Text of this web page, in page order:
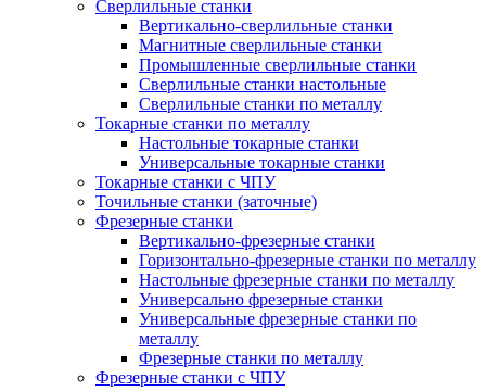
Сверлильные станки
Вертикально-сверлильные станки
Магнитные сверлильные станки
Промышленные сверлильные станки
Сверлильные станки настольные
Сверлильные станки по металлу
Токарные станки по металлу
Настольные токарные станки
Универсальные токарные станки
Токарные станки с ЧПУ
Точильные станки (заточные)
Фрезерные станки
Вертикально-фрезерные станки
Горизонтально-фрезерные станки по металлу
Настольные фрезерные станки по металлу
Универсально фрезерные станки
Универсальные фрезерные станки по
металлу
Фрезерные станки по металлу
Фрезерные станки с ЧПУ